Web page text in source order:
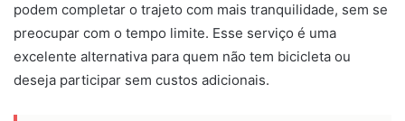
podem completar o trajeto com mais tranquilidade, sem se
preocupar com o tempo limite. Esse serviço é uma
excelente alternativa para quem não tem bicicleta ou
deseja participar sem custos adicionais.